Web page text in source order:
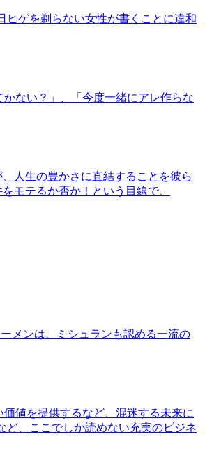
ヒゲを剃らない女性が書くことに違和
ない？」、「今度一緒にアレ作らな
人生の豊かさに直結することを彼ら
モテるか否か！という目線で、
メンは、ミシュランも認める一流の
値を提供するなど、混迷する未来に
ど、ここでしか読めない充実のビジネ